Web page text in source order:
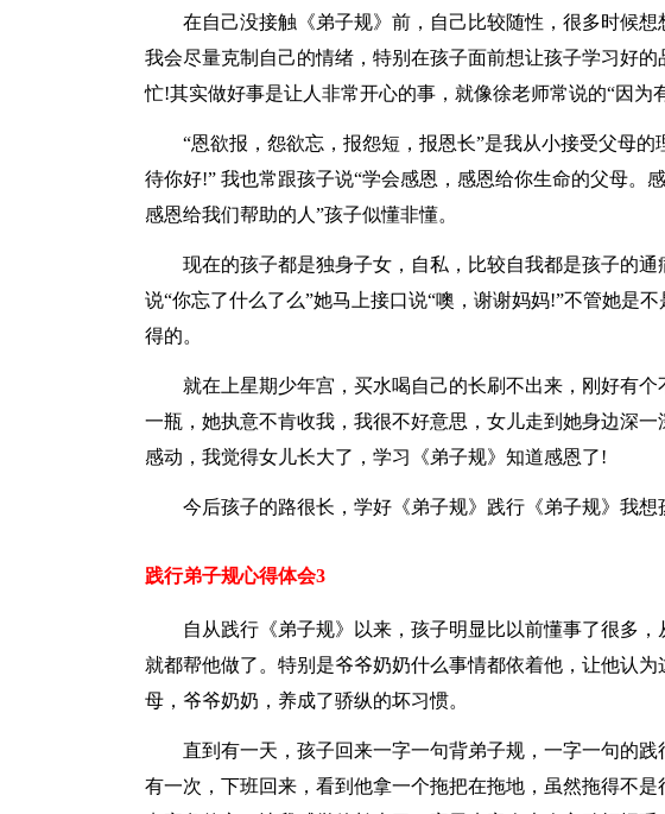
在自己没接触《弟子规》前，自己比较随性，很多时候
我会尽量克制自己的情绪，特别在孩子面前想让孩子学习好
忙!其实做好事是让人非常开心的事，就像徐老师常说的“因为
“恩欲报，怨欲忘，报怨短，报恩长”是我从小接受父母
待你好!” 我也常跟孩子说“学会感恩，感恩给你生命的父母。
感恩给我们帮助的人”孩子似懂非懂。
现在的孩子都是独身子女，自私，比较自我都是孩子的
说“你忘了什么了么”她马上接口说“噢，谢谢妈妈!”不管她是
得的。
就在上星期少年宫，买水喝自己的长刷不出来，刚好有
一瓶，她执意不肯收我，我很不好意思，女儿走到她身边深
感动，我觉得女儿长大了，学习《弟子规》知道感恩了!
今后孩子的路很长，学好《弟子规》践行《弟子规》我
践行弟子规心得体会3
自从践行《弟子规》以来，孩子明显比以前懂事了很多
就都帮他做了。特别是爷爷奶奶什么事情都依着他，让他认
母，爷爷奶奶，养成了骄纵的坏习惯。
直到有一天，孩子回来一字一句背弟子规，一字一句的践
有一次，下班回来，看到他拿一个拖把在拖地，虽然拖得不